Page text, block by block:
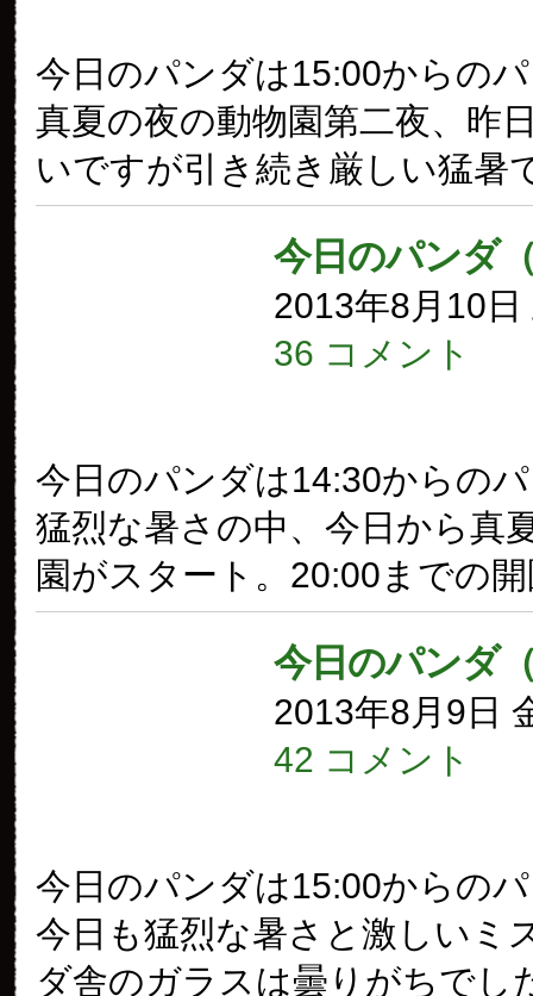
今日のパンダは15:00からの
真夏の夜の動物園第二夜、昨
いですが引き続き厳しい猛暑
今日のパンダ
2013年8月10日
36 コメント
今日のパンダは14:30からの
猛烈な暑さの中、今日から真
園がスタート。20:00までの
今日のパンダ
2013年8月9日
42 コメント
今日のパンダは15:00からの
今日も猛烈な暑さと激しいミ
ダ舎のガラスは曇りがちでし